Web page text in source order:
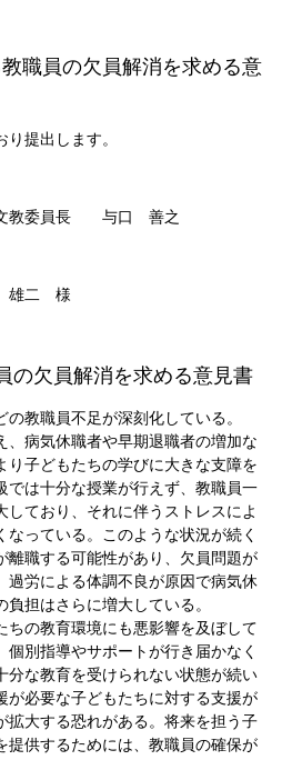
員の欠員解消を求める意
提出します。
員長 与口 善之
雄二 様
の欠員解消を求める意見書​
教職員不足が深刻化している。
病気休職者や早期退職者の増加な
り子どもたちの学びに大きな支障を
では十分な授業が行えず、教職員一
しており、それに伴うストレスによ
なっている。このような状況が続く
離職する可能性があり、欠員問題が
過労による体調不良が原因で病気休
担はさらに増大している。
の教育環境にも悪影響を及ぼして
個別指導やサポートが行き届かなく
分な教育を受けられない状態が続い
が必要な子どもたちに対する支援が
拡大する恐れがある。将来を担う子
提供するためには、教職員の確保が